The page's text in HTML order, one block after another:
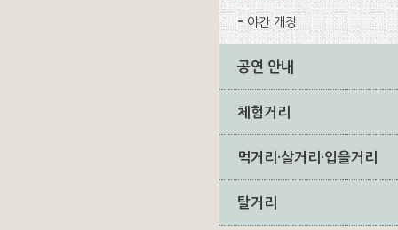
야간 개장
공연 안내
체험거리
먹거리·살거리·입을거리
탈거리